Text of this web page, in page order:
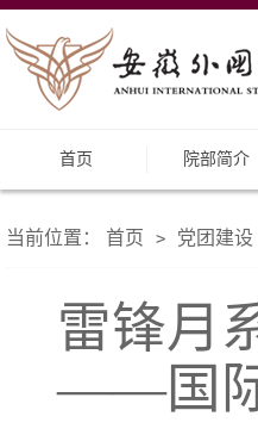
首页 院部简介
当前位置： 首页 > 党团建设
雷锋月
——国际